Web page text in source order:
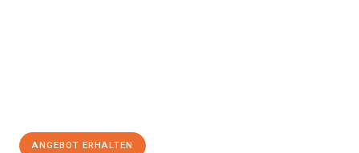
ANGEBOT ERHALTEN